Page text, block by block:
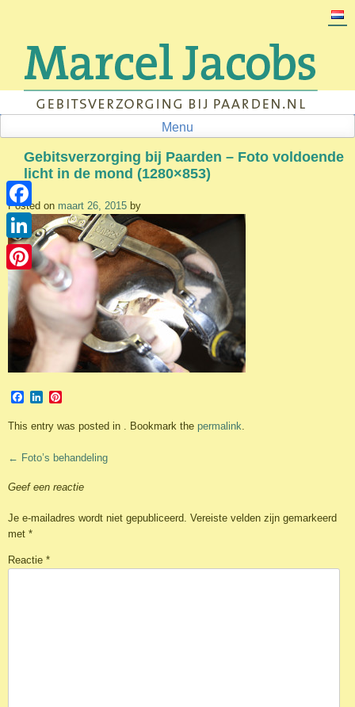
content
Menu
Gebitsverzorging bij Paarden – Foto voldoende
licht in de mond (1280×853)
Posted on maart 26, 2015 by
Facebook
LinkedIn
This entry was posted in . Bookmark the permalink.
Post
← Foto’s behandeling
Geef een reactie
Je e-mailadres wordt niet gepubliceerd. Vereiste velden zijn gemarkeerd
met *
Reactie *
Facebook
LinkedIn
Pinterest